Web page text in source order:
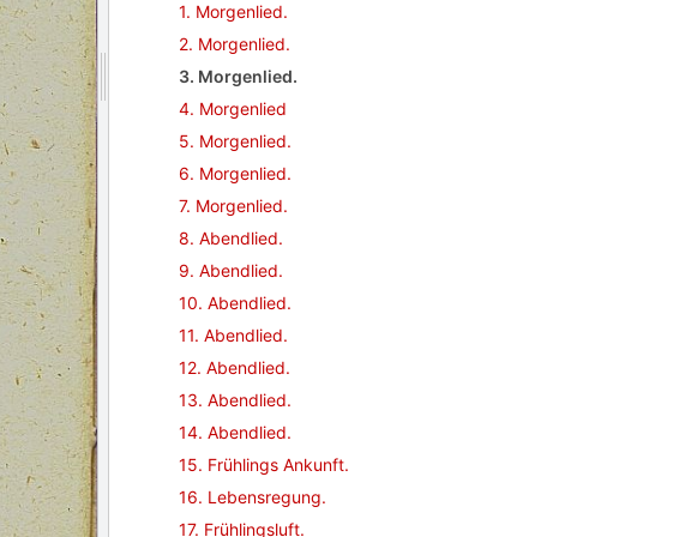
1. Morgenlied.
2. Morgenlied.
3. Morgenlied.
4. Morgenlied
5. Morgenlied.
6. Morgenlied.
7. Morgenlied.
8. Abendlied.
9. Abendlied.
10. Abendlied.
11. Abendlied.
12. Abendlied.
13. Abendlied.
14. Abendlied.
15. Frühlings Ankunft.
16. Lebensregung.
17. Frühlingsluft.